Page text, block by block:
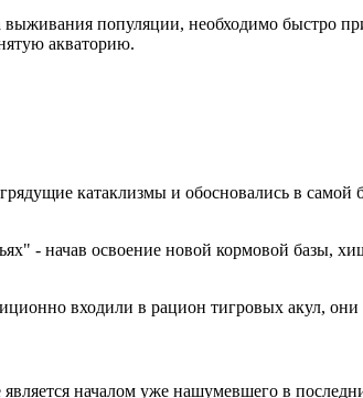
популяции, необходимо быстро
акваторию.
катаклизмы и обосновались в самой
- начав освоение новой кормовой базы,
входили в рацион тигровых акул,
началом уже нашумевшего в